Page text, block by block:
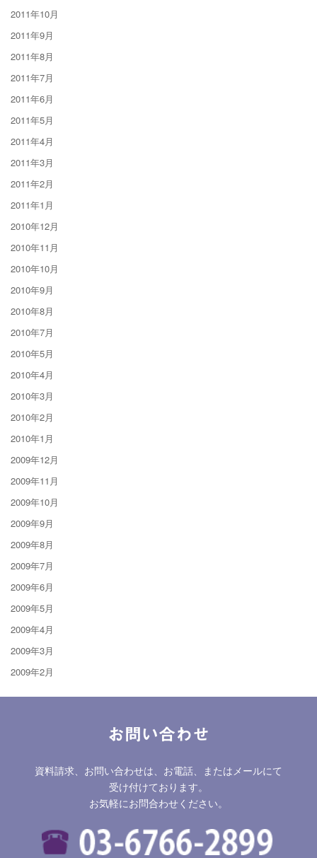
2011年10月
2011年9月
2011年8月
2011年7月
2011年6月
2011年5月
2011年4月
2011年3月
2011年2月
2011年1月
2010年12月
2010年11月
2010年10月
2010年9月
2010年8月
2010年7月
2010年5月
2010年4月
2010年3月
2010年2月
2010年1月
2009年12月
2009年11月
2009年10月
2009年9月
2009年8月
2009年7月
2009年6月
2009年5月
2009年4月
2009年3月
2009年2月
お問い合わせ
資料請求、お問い合わせは、お電話、またはメールにて
受け付けております。
お気軽にお問合わせください。